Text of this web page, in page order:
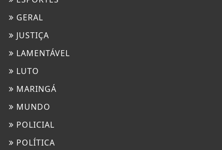
GERAL
JUSTIÇA
LAMENTÁVEL
LUTO
MARINGÁ
MUNDO
POLICIAL
POLÍTICA